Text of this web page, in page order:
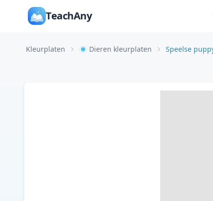
TeachAny
Kleurplaten Dieren kleurplaten Speelse